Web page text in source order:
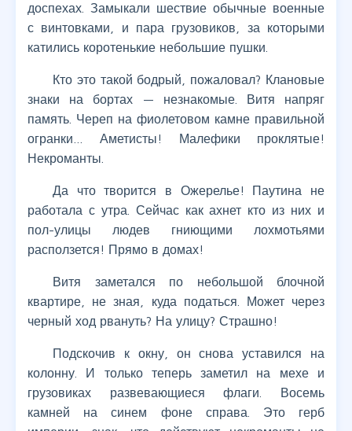
доспехах. Замыкали шествие обычные военные
с винтовками, и пара грузовиков, за которыми
катились коротенькие небольшие пушки.
Кто это такой бодрый, пожаловал? Клановые
знаки на бортах — незнакомые. Витя напряг
память. Череп на фиолетовом камне правильной
огранки… Аметисты! Малефики проклятые!
Некроманты.
Да что творится в Ожерелье! Паутина не
работала с утра. Сейчас как ахнет кто из них и
пол-улицы людев гниющими лохмотьями
расползется! Прямо в домах!
Витя заметался по небольшой блочной
квартире, не зная, куда податься. Может через
черный ход рвануть? На улицу? Страшно!
Подскочив к окну, он снова уставился на
колонну. И только теперь заметил на мехе и
грузовиках развевающиеся флаги. Восемь
камней на синем фоне справа. Это герб